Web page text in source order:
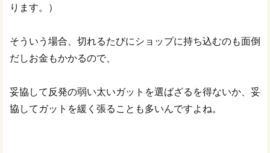
ります。）
そういう場合、切れるたびにショップに持ち込むのも面倒
だしお金もかかるので、
妥協して反発の弱い太いガットを選ばざるを得ないか、妥
協してガットを緩く張ることも多いんですよね。